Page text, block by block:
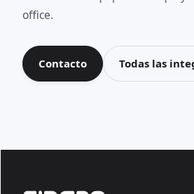
office.
Contacto Todas las